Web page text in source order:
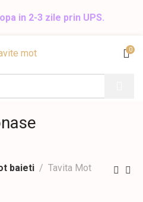
in 2-3 zile prin UPS.
0
baieti
Tavita Mot